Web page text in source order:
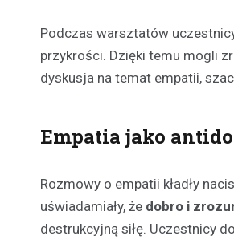
Podczas warsztatów
przykrości. Dzięki temu mogli
dyskusja na temat empatii,
Empatia jako
Rozmowy o empatii kładły
uświadamiały, że dobro i
destrukcyjną siłę. Uczestnicy